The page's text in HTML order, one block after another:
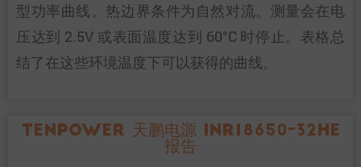
型功率曲线。热边界条件为自然对流。测量会在电
压达到 2.5V 或表面温度达到 60°C 时停止。表格总
结了在这些环境温度下可以获得的曲线。
Tenpower 天鹏电源 INR18650-32HE
报告